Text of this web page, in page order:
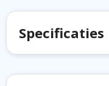
Specificaties